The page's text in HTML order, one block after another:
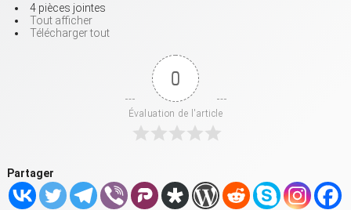
4 pièces jointes
Tout afficher
Télécharger tout
0
Évaluation de l'article
Partager